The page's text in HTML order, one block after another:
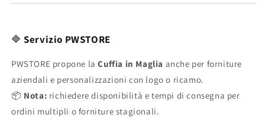
🔷Servizio PWSTORE
PWSTORE propone laCuffia in Maglia anche per forniture
aziendali e personalizzazioni con logo o ricamo.
📦 Nota: richiedere disponibilità e tempi di consegna per
ordini multipli o forniture stagionali.